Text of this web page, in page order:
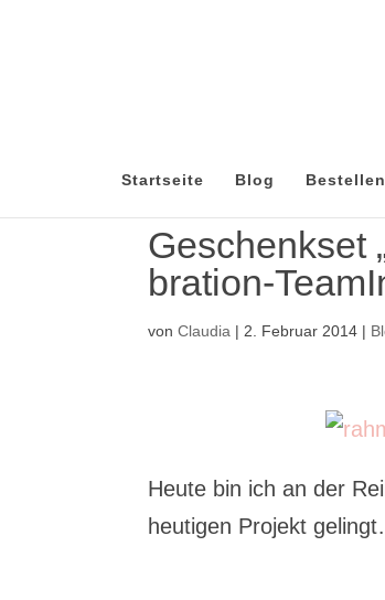
Startseite Blog Bestellen
Geschenkset
bration-
vonClaudia | 2. Februar 2014 |
Heute bin ich an der
heutigen Projekt